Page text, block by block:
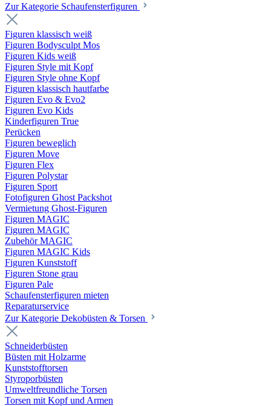
Zur Kategorie Schaufenster­figuren
Figuren klassisch weiß
Figuren Bodysculpt Mos
Figuren Kids weiß
Figuren Style mit Kopf
Figuren Style ohne Kopf
Figuren klassisch hautfarbe
Figuren Evo & Evo2
Figuren Evo Kids
Kinderfiguren True
Perücken
Figuren beweglich
Figuren Move
Figuren Flex
Figuren Polystar
Figuren Sport
Fotofiguren Ghost Packshot
Vermietung Ghost-Figuren
Figuren MAGIC
Figuren MAGIC
Zubehör MAGIC
Figuren MAGIC Kids
Figuren Kunststoff
Figuren Stone grau
Figuren Pale
Schaufensterfiguren mieten
Reparaturservice
Zur Kategorie Dekobüsten & Torsen
Schneiderbüsten
Büsten mit Holzarme
Kunststofftorsen
Styroporbüsten
Umweltfreundliche Torsen
Torsen mit Kopf und Armen